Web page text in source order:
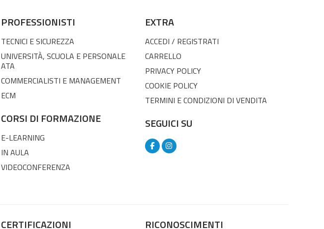
PROFESSIONISTI
TECNICI E SICUREZZA
UNIVERSITÀ, SCUOLA E PERSONALE
ATA
COMMERCIALISTI E MANAGEMENT
ECM
CORSI DI FORMAZIONE
E-LEARNING
IN AULA
VIDEOCONFERENZA
EXTRA
ACCEDI / REGISTRATI
CARRELLO
PRIVACY POLICY
COOKIE POLICY
TERMINI E CONDIZIONI DI VENDITA
SEGUICI SU
CERTIFICAZIONI RICONOSCIMENTI